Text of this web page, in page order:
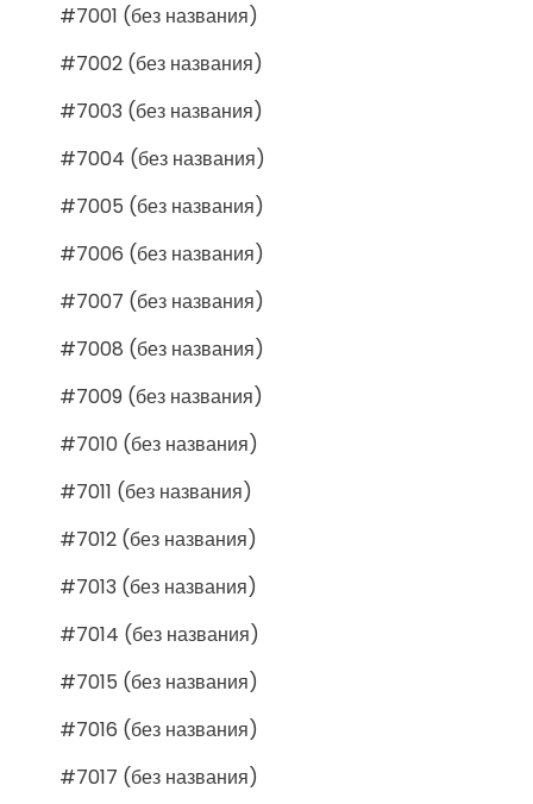
#7001 (без названия)
#7002 (без названия)
#7003 (без названия)
#7004 (без названия)
#7005 (без названия)
#7006 (без названия)
#7007 (без названия)
#7008 (без названия)
#7009 (без названия)
#7010 (без названия)
#7011 (без названия)
#7012 (без названия)
#7013 (без названия)
#7014 (без названия)
#7015 (без названия)
#7016 (без названия)
#7017 (без названия)